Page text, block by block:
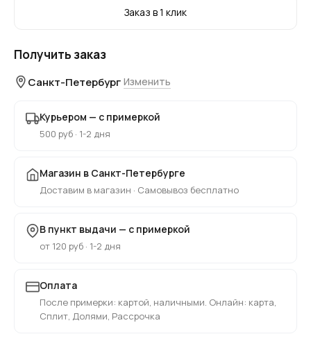
Заказ в 1 клик
Получить заказ
Санкт-Петербург Изменить
Курьером — с примеркой
500 руб · 1-2 дня
Магазин в Санкт-Петербурге
Доставим в магазин · Самовывоз бесплатно
В пункт выдачи — с примеркой
от 120 руб · 1-2 дня
Оплата
После примерки: картой, наличными. Онлайн: карта,
Сплит, Долями, Рассрочка